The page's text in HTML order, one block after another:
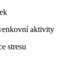
aktivity
stresu